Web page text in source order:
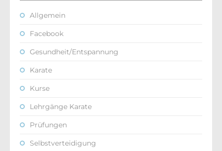
Allgemein
Facebook
Gesundheit/Entspannung
Karate
Kurse
Lehrgänge Karate
Prüfungen
Selbstverteidigung